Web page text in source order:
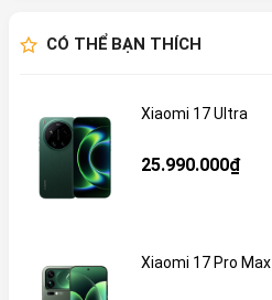
CÓ THỂ BẠN THÍCH
Xiaomi 17 Ultra
25.990.000₫
Xiaomi 17 Pro Max